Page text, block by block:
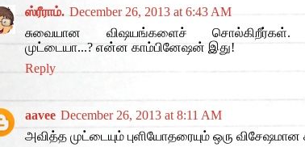
ஸ்ரீராம். December 26, 2013 at 6:43 AM
சுவையான விஷயங்களைச் சொல்கிறீர்கள்.
முட்டையா...? என்ன காம்பினேஷன் இது!
Reply
aavee December 26, 2013 at 8:11 AM
அவித்த முட்டையும் புளியோதரையும் ஒரு விசேஷமான